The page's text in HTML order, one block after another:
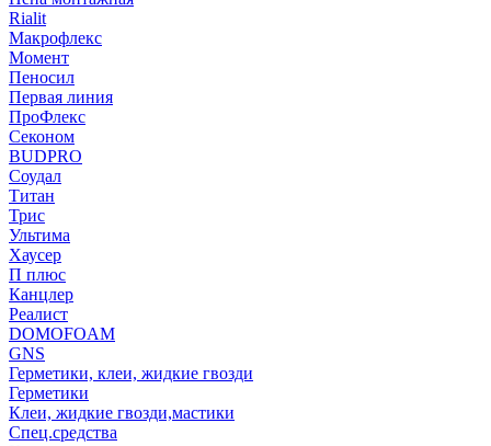
Rialit
Макрофлекс
Момент
Пеносил
Первая линия
ПроФлекс
Секоном
BUDPRO
Соудал
Титан
Трис
Ультима
Хаусер
П плюс
Канцлер
Реалист
DOMOFOAM
GNS
Герметики, клеи, жидкие гвозди
Герметики
Клеи, жидкие гвозди,мастики
Спец.средства